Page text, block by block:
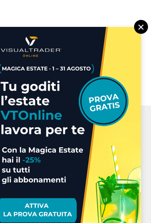
suggerimenti per noi
preziosi e molto utili! »
×